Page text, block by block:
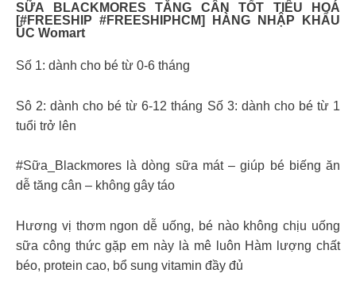
SỮA BLACKMORES TĂNG CÂN TỐT TIÊU HOÁ
[#FREESHIP #FREESHIPHCM] HÀNG NHẬP KHẨU
ÚC Womart
Số 1: dành cho bé từ 0-6 tháng
Sô 2: dành cho bé từ 6-12 tháng Số 3: dành cho bé từ 1
tuổi trở lên
#Sữa_Blackmores là dòng sữa mát – giúp bé biếng ăn
dễ tăng cân – không gây táo
Hương vị thơm ngon dễ uống, bé nào không chịu uống
sữa công thức gặp em này là mê luôn Hàm lượng chất
béo, protein cao, bổ sung vitamin đầy đủ